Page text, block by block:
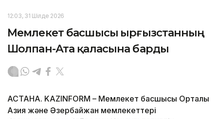
12:03, 31 Шілде 2026
Мемлекет басшысы Қырғызстанның
Шолпан-Ата қаласына барды
АСТАНА. KAZINFORM – Мемлекет басшысы Орталық
Азия және Әзербайжан мемлекеттері